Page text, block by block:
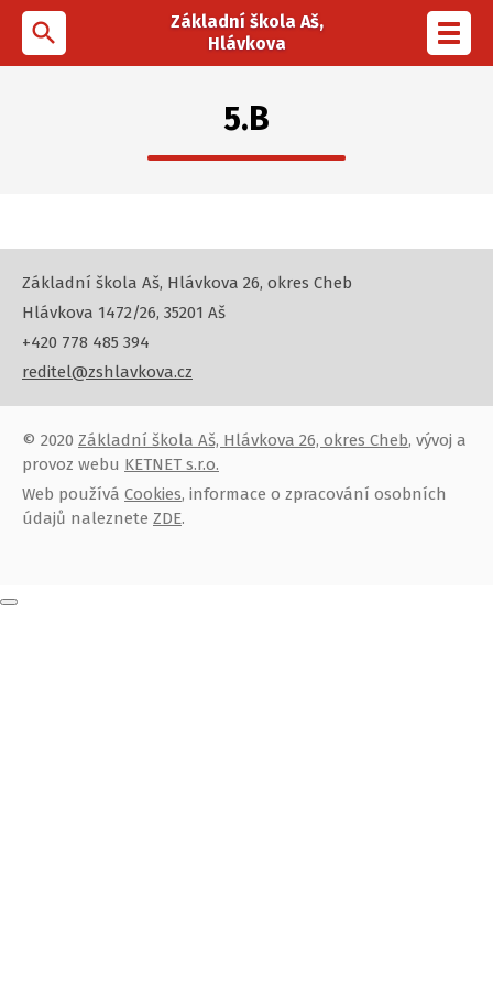
search
Základní škola Aš,
Hlávkova
5.B
Základní škola Aš, Hlávkova 26, okres Cheb
Hlávkova 1472/26, 35201 Aš
+420 778 485 394
reditel@zshlavkova.cz
© 2020 Základní škola Aš, Hlávkova 26, okres Cheb, vývoj a
provoz webu KETNET s.r.o.
Web používá Cookies, informace o zpracování osobních
údajů naleznete ZDE.